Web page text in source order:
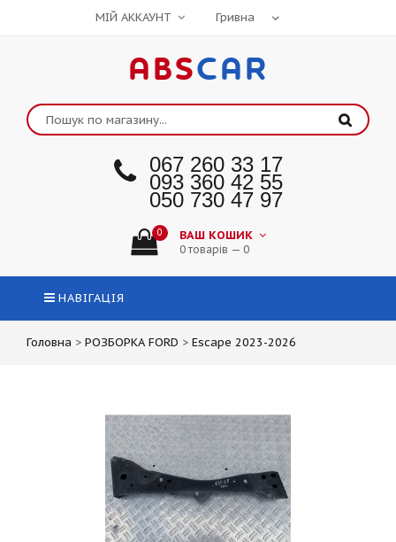
МІЙ АККАУНТ
ABSCAR
067 260 33 17
093 360 42 55
050 730 47 97
0 ВАШ КОШИК
0 товарів — 0
НАВІГАЦІЯ
Головна > РОЗБОРКА FORD > Escape 2023-2026